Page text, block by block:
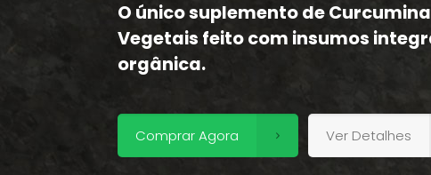
O único suplemento de
Vegetais feito com insumos
orgânica.
Comprar Agora Ver Detalhes